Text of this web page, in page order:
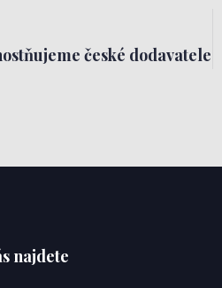
české dodavatele
najdete